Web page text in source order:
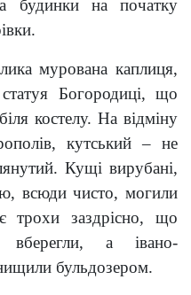
будинки на початку
мурована каплиця,
статуя Богородиці, що
костелу. На відміну
кутський – не
Кущі вирубані,
всюди чисто, могили
трохи заздрісно, що
вберегли, а івано-
бульдозером.